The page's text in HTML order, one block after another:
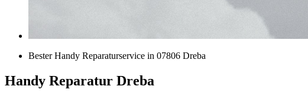
Bester Handy Reparaturservice in 07806 Dreba
Handy Reparatur Dreba